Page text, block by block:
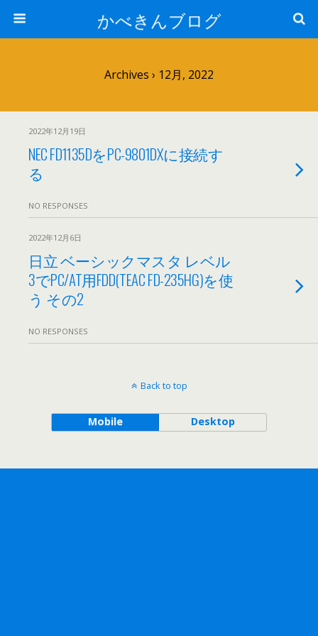
かべきんブログ
Archives › 12月, 2022
2022年12月19日
NEC FD1135DをPC-9801DXに接続す
る
NO RESPONSES
2022年12月6日
日立 ベーシックマスタ レベル
3でPC/AT用FDD(TEAC FD-235HG)を使
う その2
NO RESPONSES
Back to top
Mobile Desktop